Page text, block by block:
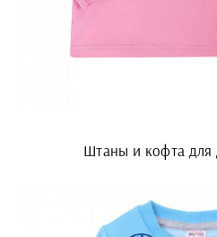
Штаны и кофта